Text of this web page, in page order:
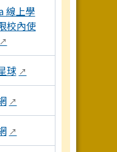
線上學
校內使
↗
球 ↗
↗
↗